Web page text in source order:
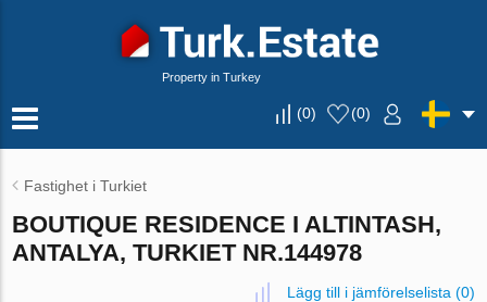
Property in Turkey
(0) (0)
Fastighet i Turkiet
BOUTIQUE RESIDENCE I ALTINTASH,
ANTALYA, TURKIET NR.144978
Lägg till i jämförelselista (0)